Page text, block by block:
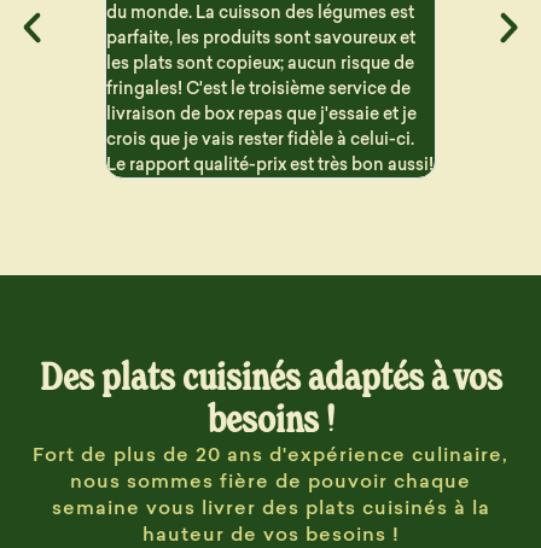
est
et
les repas sont bien détaillé pour suivre
les macros. Les portions sont généreuse
et c'est vraiment bon !! Problème de
livraison mais qui n'est en aucun cas la
faute de Dailycieux. Je recommande
Des plats cuisinés adaptés à vos
besoins !
Fort de plus de 20 ans d'expérience culinaire,
nous sommes fière de pouvoir chaque
semaine vous livrer des plats cuisinés à la
hauteur de vos besoins !